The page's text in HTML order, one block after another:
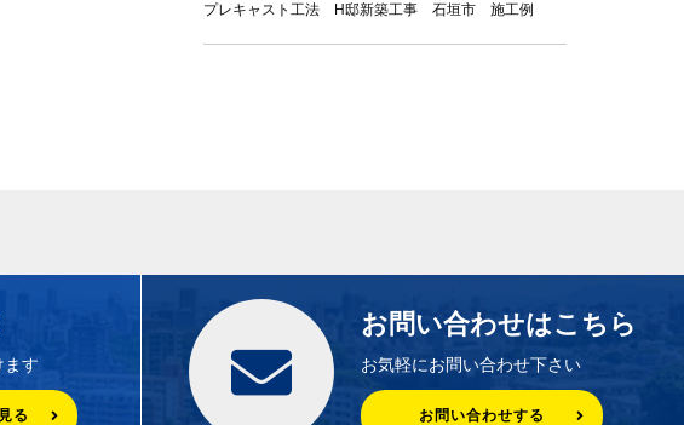
プレキャスト工法 H邸新築工事 石垣市 施工例
ます
る
お問い合わせはこちら
お気軽にお問い合わせ下さい
お問い合わせする